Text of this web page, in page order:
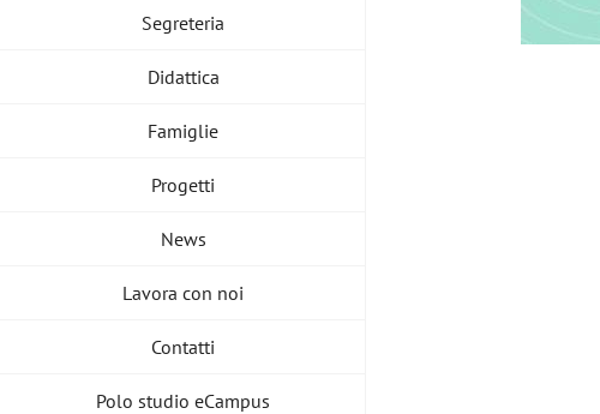
Segreteria
Didattica
Famiglie
Progetti
News
Lavora con noi
Contatti
Polo studio eCampus